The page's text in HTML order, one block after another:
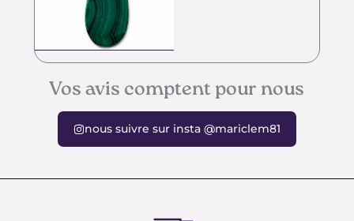
Vos avis comptent pour nous
nous suivre sur insta @mariclem81